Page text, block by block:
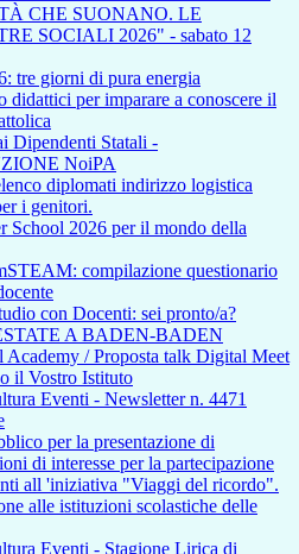
CHE SUONANO. LE
SOCIALI 2026" - sabato 12
tre giorni di pura energia
didattici per imparare a conoscere il
Dipendenti Statali -
NoiPA
diplomati indirizzo logistica
i genitori.
School 2026 per il mondo della
compilazione questionario
con Docenti: sei pronto/a?
A BADEN-BADEN
/ Proposta talk Digital Meet
il Vostro Istituto
Eventi - Newsletter n. 4471
per la presentazione di
di interesse per la partecipazione
all 'iniziativa "Viaggi del ricordo".
alle istituzioni scolastiche delle
Eventi - Stagione Lirica di